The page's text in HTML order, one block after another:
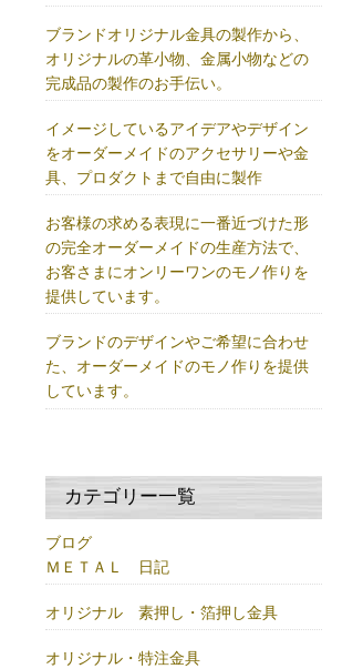
ブランドオリジナル金具の製作から、
オリジナルの革小物、金属小物などの
完成品の製作のお手伝い。
イメージしているアイデアやデザイン
をオーダーメイドのアクセサリーや金
具、プロダクトまで自由に製作
お客様の求める表現に一番近づけた形
の完全オーダーメイドの生産方法で、
お客さまにオンリーワンのモノ作りを
提供しています。
ブランドのデザインやご希望に合わせ
た、オーダーメイドのモノ作りを提供
しています。
カテゴリー一覧
ブログ
ＭＥＴＡＬ 日記
オリジナル 素押し・箔押し金具
オリジナル・特注金具